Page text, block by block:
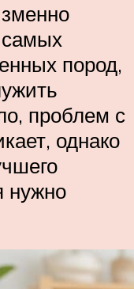
самых
пород,
проблем с
однако
нужно